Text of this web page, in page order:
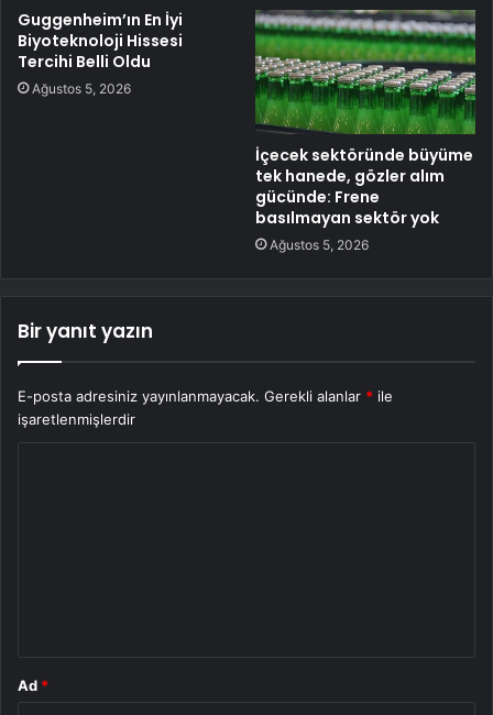
Guggenheim’ın En İyi
Biyoteknoloji Hissesi
Tercihi Belli Oldu
Ağustos 5, 2026
İçecek sektöründe büyüme
tek hanede, gözler alım
gücünde: Frene
basılmayan sektör yok
Ağustos 5, 2026
Bir yanıt yazın
E-posta adresiniz yayınlanmayacak. Gerekli alanlar * ile
işaretlenmişlerdir
Ad *